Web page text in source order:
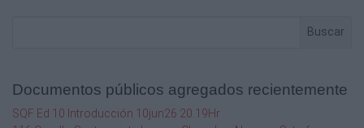
Buscar
Documentos públicos agregados recientemente
SQF Ed 10 Introducción 10jun26 20.19Hr